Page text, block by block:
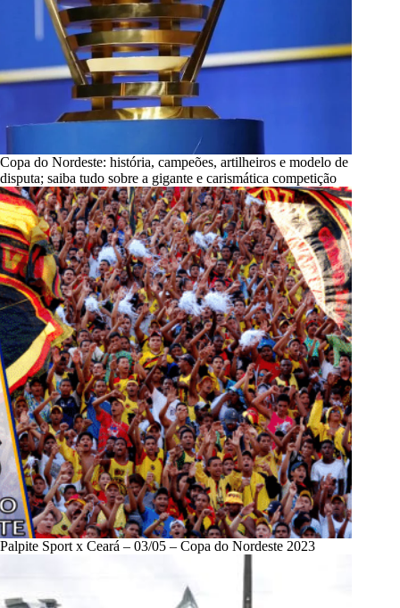
Copa do Nordeste: história, campeões, artilheiros e modelo de
disputa; saiba tudo sobre a gigante e carismática competição
Palpite Sport x Ceará – 03/05 – Copa do Nordeste 2023